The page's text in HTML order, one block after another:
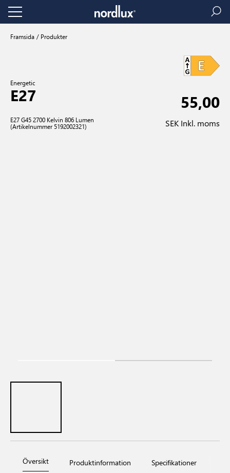
Framsida Produkter
Energetic
E27
E27 G45 2700 Kelvin 806 Lumen
(Artikelnummer 5192002321)
55,00
SEK Inkl. moms
Översikt Produktinformation Specifikationer